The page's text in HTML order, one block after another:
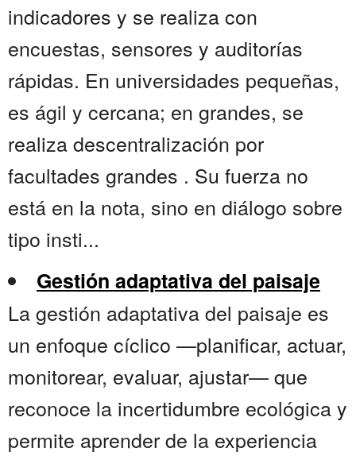
indicadores y se realiza con
encuestas, sensores y auditorías
rápidas. En universidades pequeñas,
es ágil y cercana; en grandes, se
realiza descentralización por
facultades grandes . Su fuerza no
está en la nota, sino en diálogo sobre
tipo insti...
Gestión adaptativa del paisaje
La gestión adaptativa del paisaje es
un enfoque cíclico —planificar, actuar,
monitorear, evaluar, ajustar— que
reconoce la incertidumbre ecológica y
permite aprender de la experiencia